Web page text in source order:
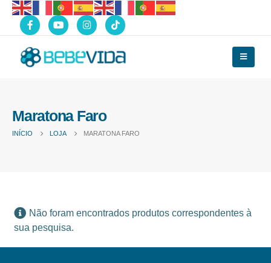
Maratona Faro
INÍCIO LOJA MARATONA FARO
Não foram encontrados produtos correspondentes à
sua pesquisa.